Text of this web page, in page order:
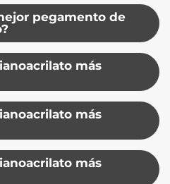
pegamento de
más
más
más